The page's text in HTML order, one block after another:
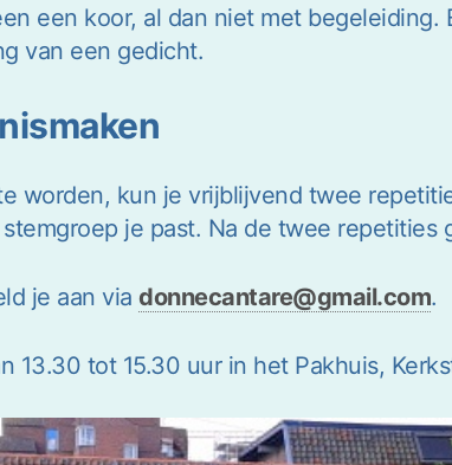
een koor, al dan niet met
van een gedicht.
worden, kun je vrijblijvend twee
je past. Na de twee repetities
je aan viadonnecantare@gmail.com.
13.30 tot 15.30 uur in het Pakhuis,